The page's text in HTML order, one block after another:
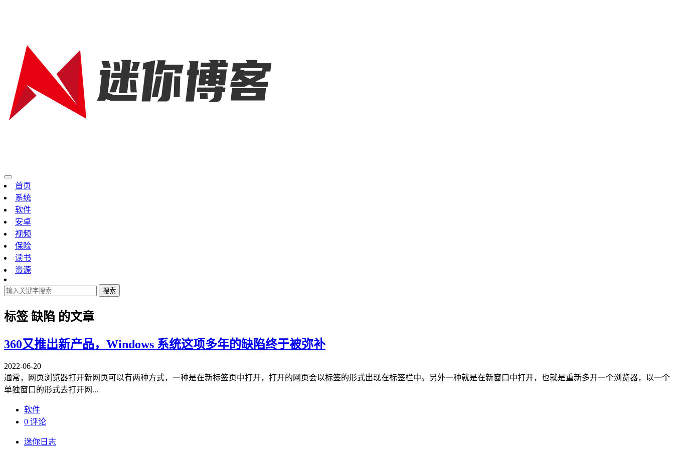
首页
系统
软件
安卓
视频
保险
读书
资源
搜索
标签缺陷 的文章
360又推出新产品，Windows 系统这项多年的缺陷终于被弥补
2022-06-20
通常，网页浏览器打开新网页可以有两种方式，一种是在新标签页中打开，打开的网页会以标签的形式出现在标签栏中。另外一种就是在新窗口中打开，也就是重新多开一个浏览器，以一个
单独窗口的形式去打开网...
软件
0 评论
迷你日志